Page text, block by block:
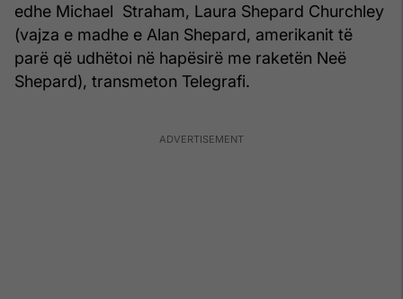
edhe Michael Straham, Laura Shepard Churchley
(vajza e madhe e Alan Shepard, amerikanit të
parë që udhëtoi në hapësirë me raketën Neë
Shepard), transmeton Telegrafi.